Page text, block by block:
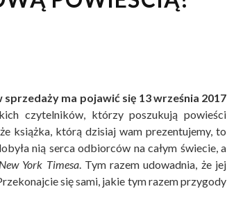
sprzedaży ma pojawić się 13 września 2017
czytelników, którzy poszukują powieści
książka, którą dzisiaj wam prezentujemy, to
nią serca odbiorców na całym świecie, a
New York Timesa. Tym razem udowadnia, że jej
się sami, jakie tym razem przygody